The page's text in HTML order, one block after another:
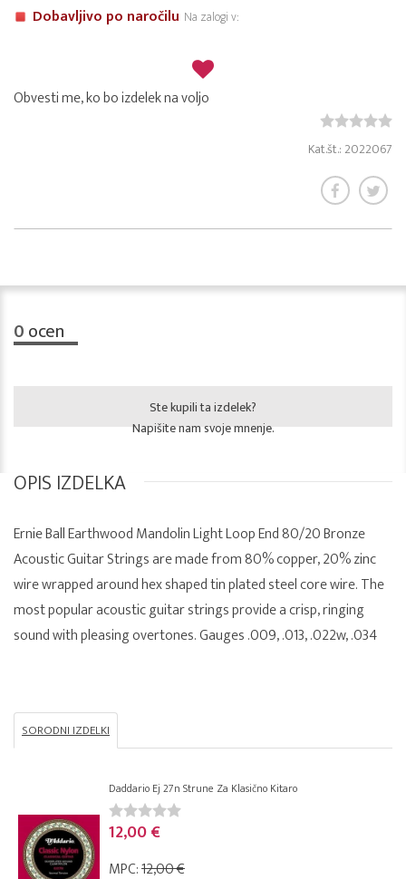
Dobavljivo po naročilu Na zalogi v:
Obvesti me, ko bo izdelek na voljo
Kat.št.: 2022067
0ocen
Ste kupili ta izdelek?
Napišite nam svoje mnenje.
OPIS IZDELKA
Ernie Ball Earthwood Mandolin Light Loop End 80/20 Bronze
Acoustic Guitar Strings are made from 80% copper, 20% zinc
wire wrapped around hex shaped tin plated steel core wire. The
most popular acoustic guitar strings provide a crisp, ringing
sound with pleasing overtones. Gauges .009, .013, .022w, .034
SORODNI IZDELKI
Daddario Ej 27n Strune Za Klasično Kitaro
12,00 €
MPC:12,00 €